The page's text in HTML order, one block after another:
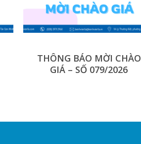
THÔNG BÁO MỜI CHÀO
GIÁ – SỐ 079/2026